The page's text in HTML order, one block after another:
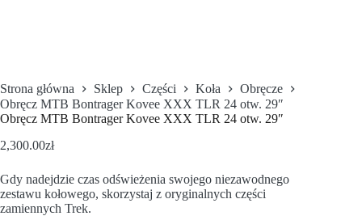
Strona główna Sklep Części Koła
Obręcze
Obręcz MTB Bontrager Kovee XXX TLR 24 otw. 29″
Obręcz MTB Bontrager Kovee XXX TLR 24 otw. 29″
2,300.00zł
Gdy nadejdzie czas odświeżenia swojego niezawodnego
zestawu kołowego, skorzystaj z oryginalnych części
zamiennych Trek.